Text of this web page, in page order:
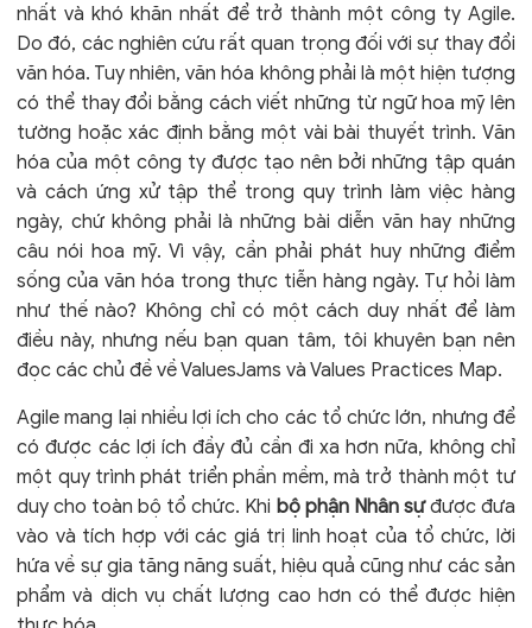
nhất và khó khăn nhất để trở thành một công ty Agile.
Do đó, các nghiên cứu rất quan trọng đối với sự thay đổi
văn hóa. Tuy nhiên, văn hóa không phải là một hiện tượng
có thể thay đổi bằng cách viết những từ ngữ hoa mỹ lên
tường hoặc xác định bằng một vài bài thuyết trình. Văn
hóa của một công ty được tạo nên bởi những tập quán
và cách ứng xử tập thể trong quy trình làm việc hàng
ngày, chứ không phải là những bài diễn văn hay những
câu nói hoa mỹ. Vì vậy, cần phải phát huy những điểm
sống của văn hóa trong thực tiễn hàng ngày. Tự hỏi làm
như thế nào? Không chỉ có một cách duy nhất để làm
điều này, nhưng nếu bạn quan tâm, tôi khuyên bạn nên
đọc các chủ đề về ValuesJams và Values ​​Practices Map.
Agile mang lại nhiều lợi ích cho các tổ chức lớn, nhưng để
có được các lợi ích đầy đủ cần đi xa hơn nữa, không chỉ
một quy trình phát triển phần mềm, mà trở thành một tư
duy cho toàn bộ tổ chức. Khi bộ phận Nhân sựđược đưa
vào và tích hợp với các giá trị linh hoạt của tổ chức, lời
hứa về sự gia tăng năng suất, hiệu quả cũng như các sản
phẩm và dịch vụ chất lượng cao hơn có thể được hiện